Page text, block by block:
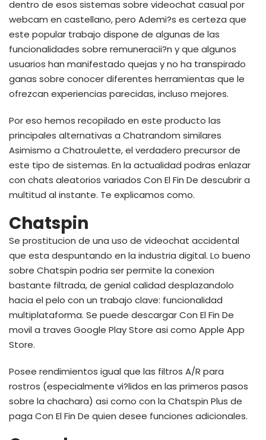
dentro de esos sistemas sobre videochat casual por
webcam en castellano, pero Ademi?s es certeza que
este popular trabajo dispone de algunas de las
funcionalidades sobre remuneracii?n y que algunos
usuarios han manifestado quejas y no ha transpirado
ganas sobre conocer diferentes herramientas que le
ofrezcan experiencias parecidas, incluso mejores.
Por eso hemos recopilado en este producto las
principales alternativas a Chatrandom similares
Asimismo a Chatroulette, el verdadero precursor de
este tipo de sistemas. En la actualidad podras enlazar
con chats aleatorios variados Con El Fin De descubrir a
multitud al instante. Te explicamos como.
Chatspin
Se prostitucion de una uso de videochat accidental
que esta despuntando en la industria digital. Lo bueno
sobre Chatspin podri­a ser permite la conexion
bastante filtrada, de genial calidad desplazandolo
hacia el pelo con un trabajo clave: funcionalidad
multiplataforma. Se puede descargar Con El Fin De
movil a traves Google Play Store asi­ como Apple App
Store.
Posee rendimientos igual que las filtros A/R para
rostros (especialmente vi?lidos en las primeros pasos
sobre la chachara) asi­ como con la Chatspin Plus de
paga Con El Fin De quien desee funciones adicionales.